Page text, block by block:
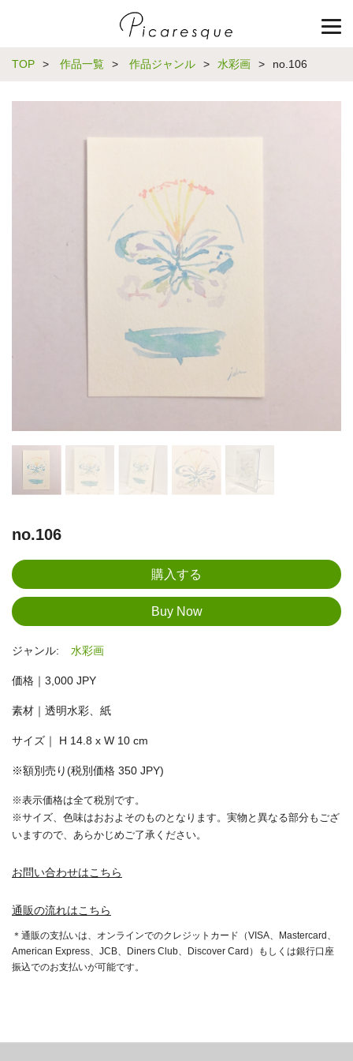
TOP > 作品一覧 > 作品ジャンル > 水彩画 > no.106
no.106
ジャンル: 水彩画
価格｜3,000 JPY
素材｜透明水彩、紙
サイズ｜ H 14.8 x W 10 cm
※額別売り(税別価格 350 JPY)
※表示価格は全て税別です。
※サイズ、色味はおおよそのものとなります。実物と異なる部分もござ
いますので、あらかじめご了承ください。
お問い合わせはこちら
通販の流れはこちら
＊通販の支払いは、オンラインでのクレジットカード（VISA、Mastercard、
American Express、JCB、Diners Club、Discover Card）もしくは銀行口座
振込でのお支払いが可能です。